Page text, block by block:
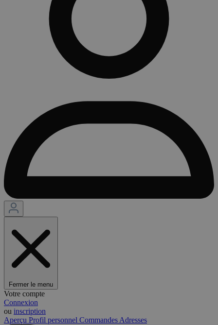
Fermer le menu
Votre compte
Connexion
ou inscription
Aperçu Profil personnel Commandes Adresses